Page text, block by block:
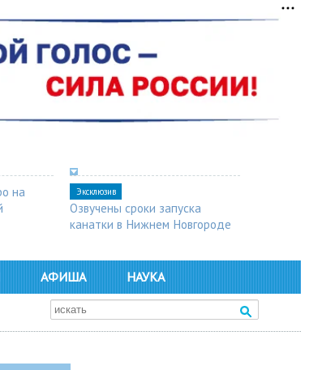
на
Эксклюзив
Озвучены сроки запуска
канатки в Нижнем Новгороде
АФИША НАУКА